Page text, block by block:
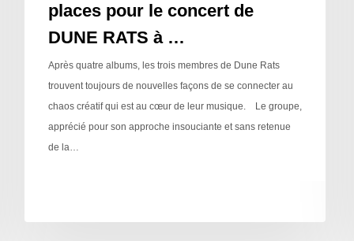
places pour le concert de
DUNE RATS à …
Après quatre albums, les trois membres de Dune Rats
trouvent toujours de nouvelles façons de se connecter au
chaos créatif qui est au cœur de leur musique. Le groupe,
apprécié pour son approche insouciante et sans retenue
de la…